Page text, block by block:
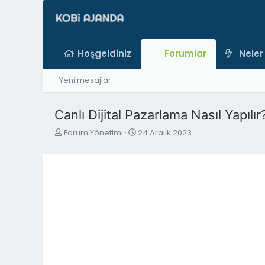
Hoşgeldiniz Forumlar
Yeni mesajlar
Canlı Dijital Pazarlama Nasıl
K
n
Forum Yönetimi
B
ş
24 Aralık 2023